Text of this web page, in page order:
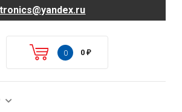
0 0₽